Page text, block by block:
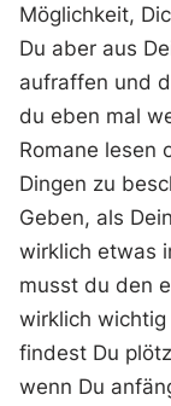
Möglichkeit,
Du aber aus
aufraffen und
du eben mal
Romane lesen
Dingen zu
Geben, als
wirklich etwas
musst du den
wirklich
findest Du
wenn Du